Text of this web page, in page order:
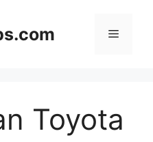
Menu
Toyota